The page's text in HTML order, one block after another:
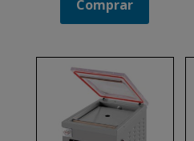
Comprar